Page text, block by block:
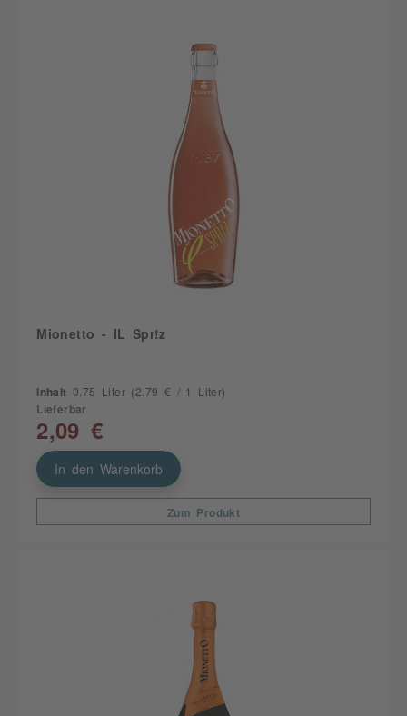
Mionetto - IL Spr!z
Inhalt 0.75 Liter (2,79 € / 1 Liter)
Lieferbar
2,09 €
In den Warenkorb
Zum Produkt